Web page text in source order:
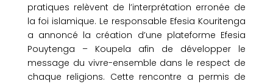
pratiques relèvent de l’interprétation erronée de
la foi islamique. Le responsable Efesia Kouritenga
a annoncé la création d’une plateforme Efesia
Pouytenga – Koupela afin de développer le
message du vivre-ensemble dans le respect de
chaque religions. Cette rencontre a permis de